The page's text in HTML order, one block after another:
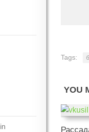
Tags:
YOU